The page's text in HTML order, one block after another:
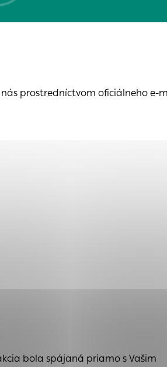
prostredníctvom oficiálneho e-
bola spájaná priamo s Vašim
Vaše prihlásenie
oblastiam
stránku
sa zbierajú